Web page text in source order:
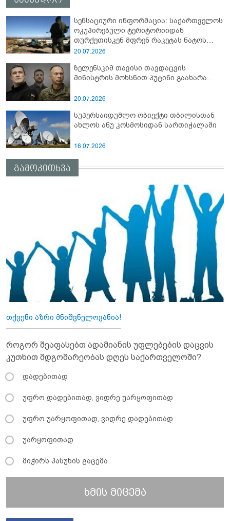
სენსაციური ინფორმაცია: საქართველოს
ოკუპირებული ტერიტორიიდან
თურქეთისკენ მფრენ რაკეტას ნატოს
სამიტი კინაღამ ჩაუშლია
20.07.2026
ზელენსკიმ თავისი თავდაცვის
მინისტრის მოხსნით პუტინი გაახარა...
20.07.2026
სუპერსაიდუმლო ობიექტი თბილისთან
ახლოს ანუ კოსმოსიდან სართიჭალაში
16.07.2026
გამოკითხვა
თქვენი აზრი მნიშვნელოვანია!
როგორ შეაფასებთ ადამიანის უფლებების დაცვის
კუთხით მდგომარეობას დღეს საქართველოში?
დადებითად
უფრო დადებითად, ვიდრე უარყოფითად
უფრო უარყოფითად, ვიდრე დადებითად
უარყოფითად
მიჭირს პასუხის გაცემა
ხმის მიცემა